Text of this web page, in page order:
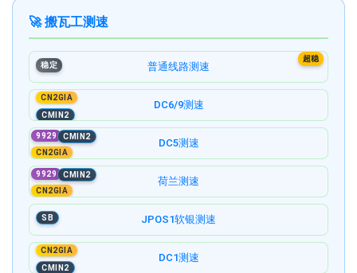
🚀 搬瓦工测速
普通线路测速
稳定
超稳
DC6/9测速
CN2GIA
CMIN2
DC5测速
9929
CN2GIA
CMIN2
荷兰测速
9929
CN2GIA
CMIN2
JPOS1软银测速
SB
DC1测速
CN2GIA
CMIN2